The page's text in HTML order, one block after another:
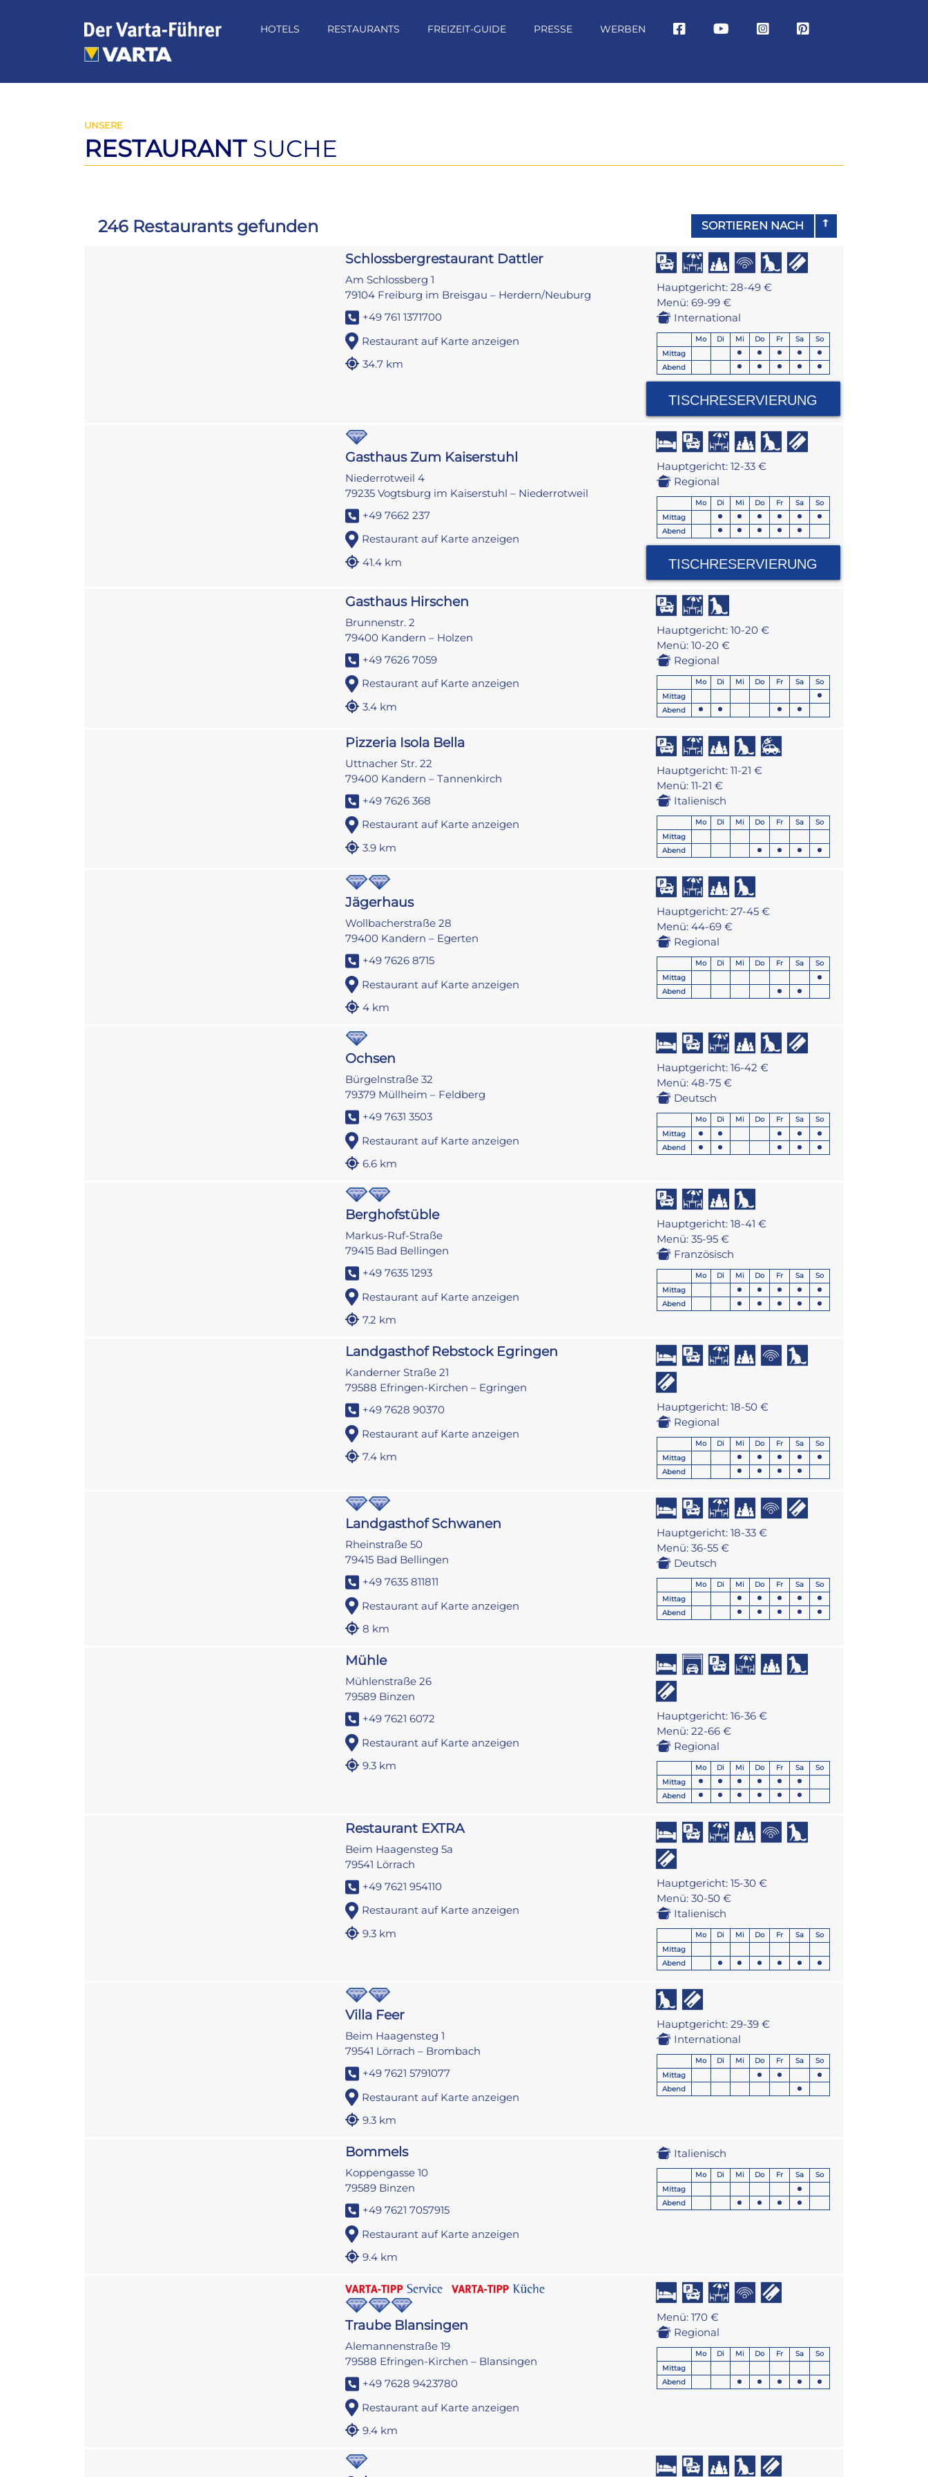
HOTELS RESTAURANTS FREIZEIT-GUIDE PRESSE WERBEN
UNSERE
RESTAURANTSUCHE
246 Restaurants gefunden SORTIEREN NACH
Schlossbergrestaurant Dattler
Am Schlossberg 1
79104 Freiburg im Breisgau – Herdern/Neuburg
+49 761 1371700
Restaurant auf Karte anzeigen
34.7 km
Hauptgericht: 28-49 €
Menü: 69-99 €
International
Mo Di Mi Do Fr Sa
So
Mittag
Abend
TISCHRESERVIERUNG
Gasthaus Zum Kaiserstuhl
Niederrotweil 4
79235 Vogtsburg im Kaiserstuhl – Niederrotweil
+49 7662 237
Restaurant auf Karte anzeigen
41.4 km
Hauptgericht: 12-33 €
Regional
Mo Di Mi Do Fr Sa
So
Mittag
Abend
TISCHRESERVIERUNG
Gasthaus Hirschen
Brunnenstr. 2
79400 Kandern – Holzen
+49 7626 7059
Restaurant auf Karte anzeigen
3.4 km
Hauptgericht: 10-20 €
Menü: 10-20 €
Regional
Mo Di Mi Do Fr Sa
So
Mittag
Abend
Pizzeria Isola Bella
Uttnacher Str. 22
79400 Kandern – Tannenkirch
+49 7626 368
Restaurant auf Karte anzeigen
3.9 km
Hauptgericht: 11-21 €
Menü: 11-21 €
Italienisch
Mo Di Mi Do Fr Sa
So
Mittag
Abend
Jägerhaus
Wollbacherstraße 28
79400 Kandern – Egerten
+49 7626 8715
Restaurant auf Karte anzeigen
4 km
Hauptgericht: 27-45 €
Menü: 44-69 €
Regional
Mo Di Mi Do Fr Sa
So
Mittag
Abend
Ochsen
Bürgelnstraße 32
79379 Müllheim – Feldberg
+49 7631 3503
Restaurant auf Karte anzeigen
6.6 km
Hauptgericht: 16-42 €
Menü: 48-75 €
Deutsch
Mo Di Mi Do Fr Sa
So
Mittag
Abend
Berghofstüble
Markus-Ruf-Straße
79415 Bad Bellingen
+49 7635 1293
Restaurant auf Karte anzeigen
7.2 km
Hauptgericht: 18-41 €
Menü: 35-95 €
Französisch
Mo Di Mi Do Fr Sa
So
Mittag
Abend
Landgasthof Rebstock Egringen
Kanderner Straße 21
79588 Efringen-Kirchen – Egringen
+49 7628 90370
Restaurant auf Karte anzeigen
7.4 km
Hauptgericht: 18-50 €
Regional
Mo Di Mi Do Fr Sa
So
Mittag
Abend
Landgasthof Schwanen
Rheinstraße 50
79415 Bad Bellingen
+49 7635 811811
Restaurant auf Karte anzeigen
8 km
Hauptgericht: 18-33 €
Menü: 36-55 €
Deutsch
Mo Di Mi Do Fr Sa
So
Mittag
Abend
Mühle
Mühlenstraße 26
79589 Binzen
+49 7621 6072
Restaurant auf Karte anzeigen
9.3 km
Hauptgericht: 16-36 €
Menü: 22-66 €
Regional
Mo Di Mi Do Fr Sa
So
Mittag
Abend
Restaurant EXTRA
Beim Haagensteg 5a
79541 Lörrach
+49 7621 954110
Restaurant auf Karte anzeigen
9.3 km
Hauptgericht: 15-30 €
Menü: 30-50 €
Italienisch
Mo Di Mi Do Fr Sa
So
Mittag
Abend
Villa Feer
Beim Haagensteg 1
79541 Lörrach – Brombach
+49 7621 5791077
Restaurant auf Karte anzeigen
9.3 km
Hauptgericht: 29-39 €
International
Mo Di Mi Do Fr Sa
So
Mittag
Abend
Bommels
Koppengasse 10
79589 Binzen
+49 7621 7057915
Restaurant auf Karte anzeigen
9.4 km
Italienisch
Mo Di Mi Do Fr Sa
So
Mittag
Abend
Traube Blansingen
Alemannenstraße 19
79588 Efringen-Kirchen – Blansingen
+49 7628 9423780
Restaurant auf Karte anzeigen
9.4 km
Menü: 170 €
Regional
Mo Di Mi Do Fr Sa
So
Mittag
Abend